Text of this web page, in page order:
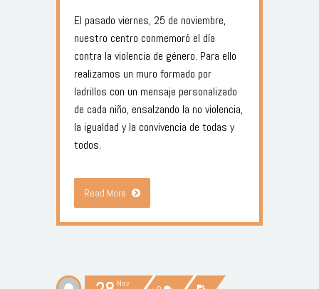
El pasado viernes, 25 de noviembre,
nuestro centro conmemoró el día
contra la violencia de género. Para ello
realizamos un muro formado por
ladrillos con un mensaje personalizado
de cada niño, ensalzando la no violencia,
la igualdad y la convivencia de todas y
todos.
Read More
Nov